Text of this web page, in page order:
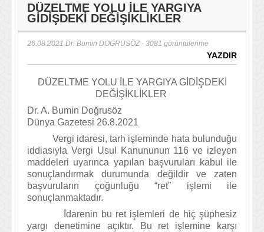
DÜZELTME YOLU İLE YARGIYA
GİDİŞDEKİ DEĞİŞİKLİKLER
26.08.2021 Dr. Bumin DOGRUSÖZ- 3081 görüntülenme
YAZDIR
DÜZELTME YOLU İLE YARGIYA GİDİŞDEKİ
DEĞİŞİKLİKLER
Dr. A. Bumin Doğrusöz
Dünya Gazetesi 26.8.2021
Vergi idaresi, tarh işleminde hata bulunduğu
iddiasıyla Vergi Usul Kanununun 116 ve izleyen
maddeleri uyarınca yapılan başvuruları kabul ile
sonuçlandırmak durumunda değildir ve zaten
başvuruların çoğunluğu “ret” işlemi ile
sonuçlanmaktadır.
İdarenin bu ret işlemleri de hiç şüphesiz
yargı denetimine açıktır. Bu ret işlemine karşı